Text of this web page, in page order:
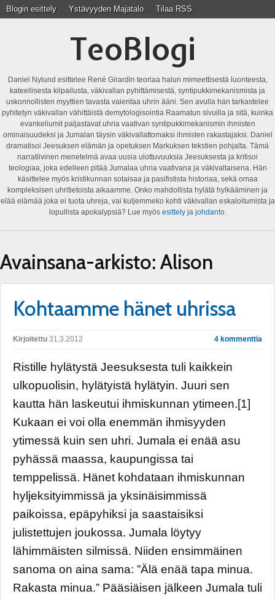
Blogin esittely Ystävyyden Majatalo Tilaa RSS
TeoBlogi
Daniel Nylund esittelee René Girardin teoriaa halun mimeettisestä luonteesta,
kateellisesta kilpailusta, väkivallan pyhittämisestä, syntipukkimekanismista ja
uskonnollisten myyttien tavasta vaientaa uhrin ääni. Sen avulla hän tarkastelee
pyhitetyn väkivallan vähittäistä demytologisointia Raamatun sivuilla ja sitä, kuinka
evankeliumit paljastavat uhria vaativan syntipukkimekanismin ihmisten
ominaisuudeksi ja Jumalan täysin väkivallattomaksi ihmisten rakastajaksi. Daniel
dramatisoi Jeesuksen elämän ja opetuksen Markuksen tekstien pohjalta. Tämä
narratiivinen menetelmä avaa uusia ulottuvuuksia Jeesuksesta ja kritisoi
teologiaa, joka edelleen pitää Jumalaa uhria vaativana ja väkivaltaisena. Hän
käsittelee myös kristikunnan sotaisaa ja pasifistista historiaa, sekä omaa
kompleksisen uhritietoista aikaamme. Onko mahdollista hylätä hylkääminen ja
elää elämää joka ei tuota uhreja, vai kuljemmeko kohti väkivallan eskaloitumista ja
lopullista apokalypsiä? Lue myös esittelyja johdanto.
Avainsana-arkisto: Alison
Kohtaamme hänet uhrissa
Kirjoitettu 31.3.2012 4 kommenttia
Ristille hylätystä Jeesuksesta tuli kaikkein
ulkopuolisin, hylätyistä hylätyin. Juuri sen
kautta hän laskeutui ihmiskunnan ytimeen.[1]
Kukaan ei voi olla enemmän ihmisyyden
ytimessä kuin sen uhri. Jumala ei enää asu
pyhässä maassa, kaupungissa tai
temppelissä. Hänet kohdataan ihmiskunnan
hyljeksityimmissä ja yksinäisimmissä
paikoissa, epäpyhiksi ja saastaisiksi
julistettujen joukossa. Jumala löytyy
lähimmäisten silmissä. Niiden ensimmäinen
sanoma on aina sama: ”Älä enää tapa minua.
Rakasta minua.” Pääsiäisen jälkeen Jumala tuli